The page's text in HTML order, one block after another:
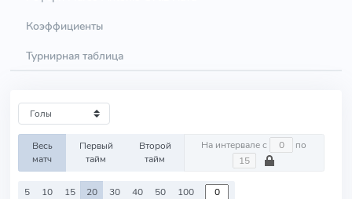
Коэффициенты
Турнирная таблица
Весь
матч
Первый
тайм
Второй
тайм
На интервале с по
5 10 15 20 30 40 50 100